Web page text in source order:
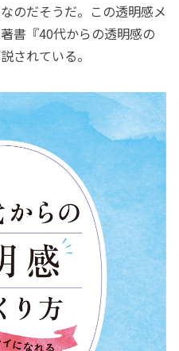
のだそうだ。この透明感メ
書『40代からの透明感の
されている。